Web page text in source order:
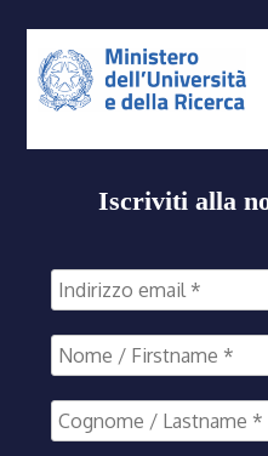
Iscriviti alla